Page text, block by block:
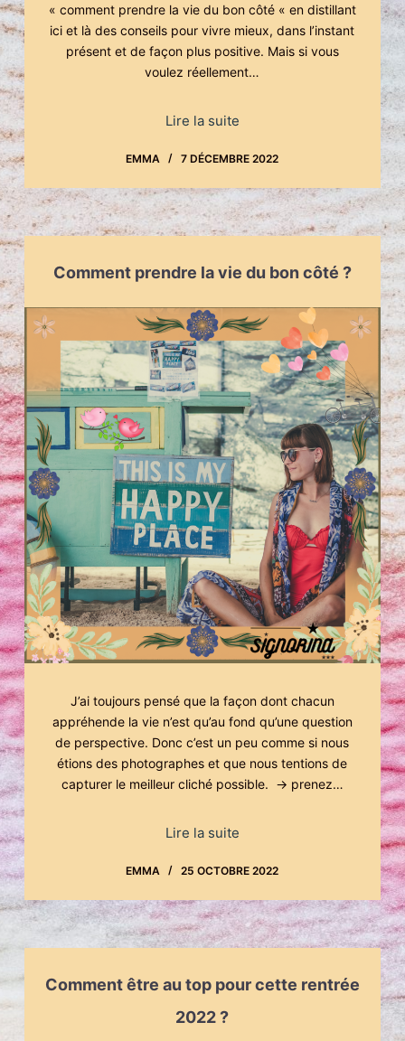
« comment prendre la vie du bon côté « en distillant
ici et là des conseils pour vivre mieux, dans l’instant
présent et de façon plus positive. Mais si vous
voulez réellement…
Lire la suite
EMMA 7 DÉCEMBRE 2022
Comment prendre la vie du bon côté ?
J’ai toujours pensé que la façon dont chacun
appréhende la vie n’est qu’au fond qu’une question
de perspective. Donc c’est un peu comme si nous
étions des photographes et que nous tentions de
capturer le meilleur cliché possible. → prenez…
Lire la suite
EMMA 25 OCTOBRE 2022
Comment être au top pour cette rentrée
2022 ?